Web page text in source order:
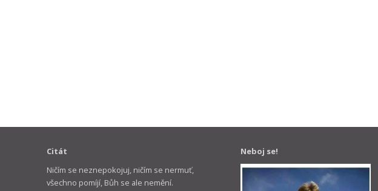
Citát
Ničím se neznepokojuj, ničím se nermuť,
všechno pomíjí, Bůh se ale nemění.
Neboj se!